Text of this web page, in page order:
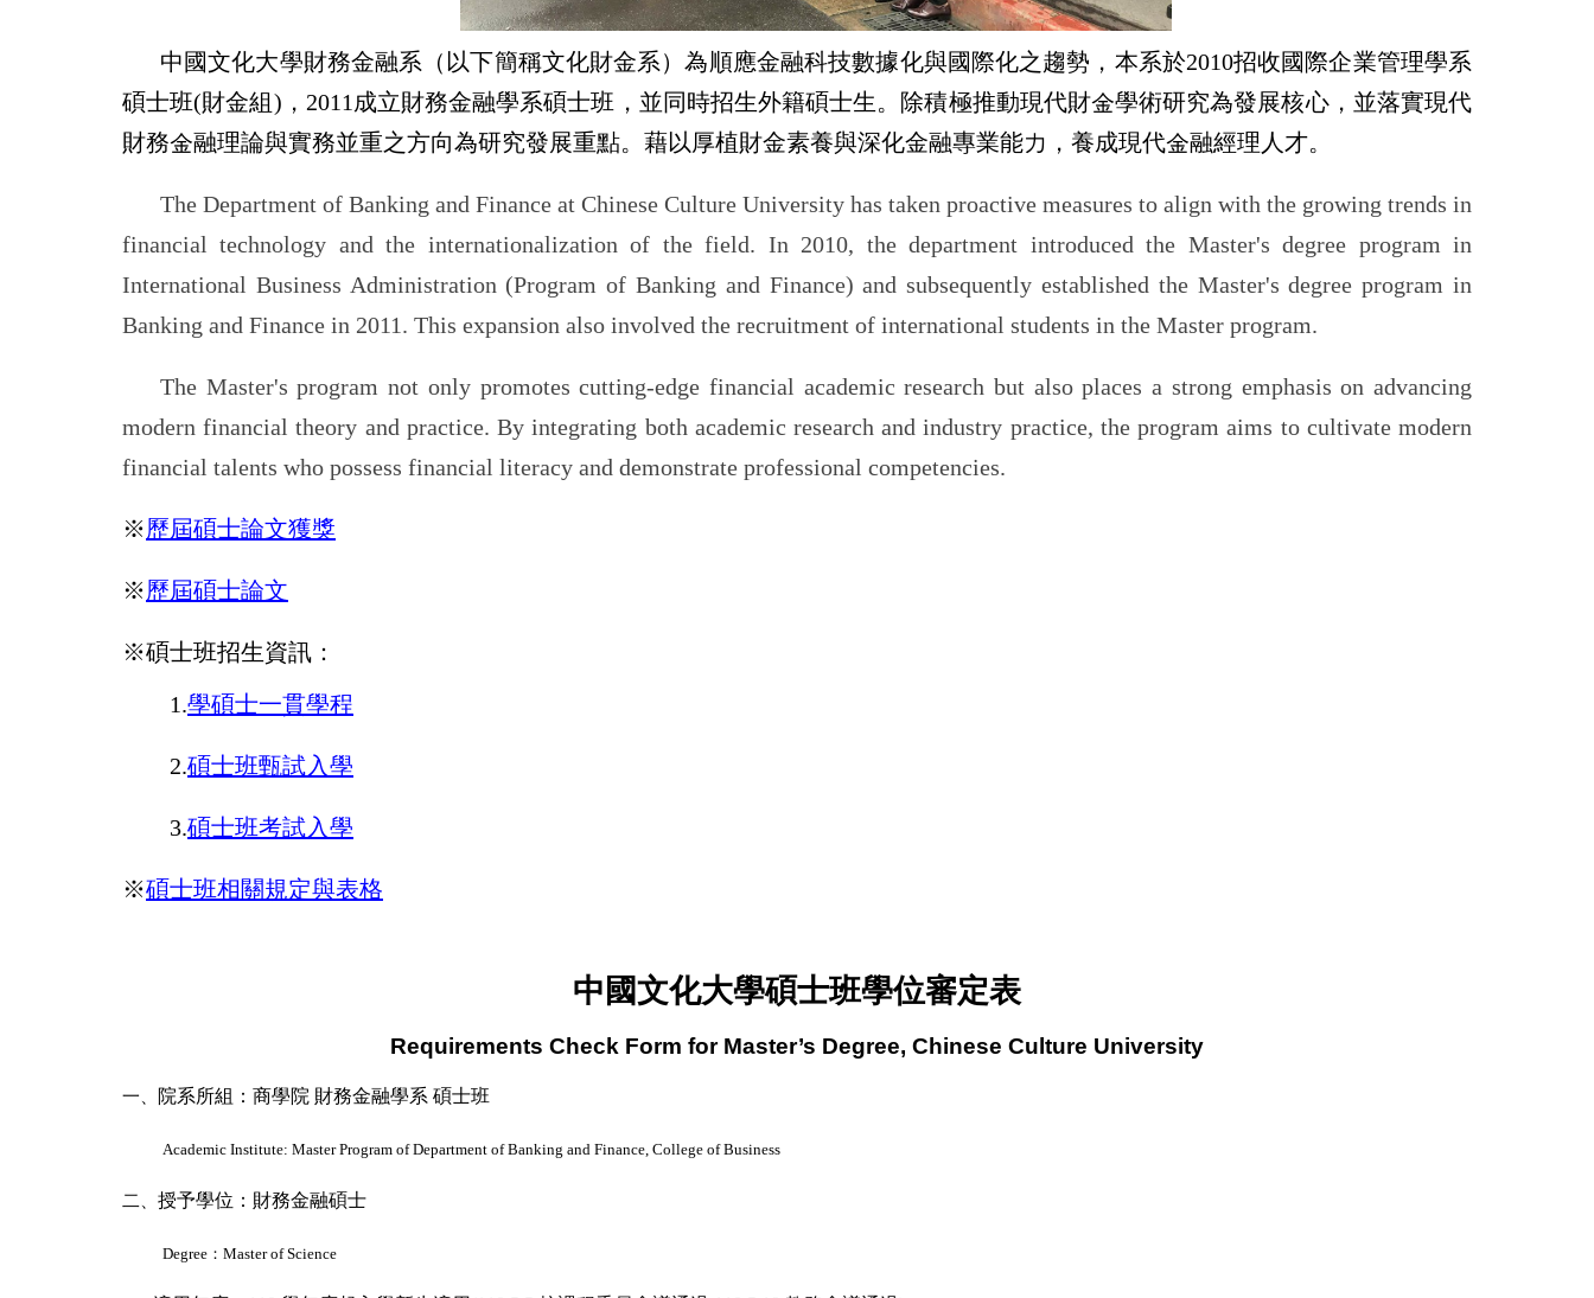
中國文化大學財務金融系（以下簡稱文化財金系）為順應金融科技數據化與國際化之趨勢，本系於2010招收國際企業管理學系
碩士班(財金組)，2011成立財務金融學系碩士班，並同時招生外籍碩士生。除積極推動現代財金學術研究為發展核心，並落實現代
財務金融理論與實務並重之方向為研究發展重點。藉以厚植財金素養與深化金融專業能力，養成現代金融經理人才。
The Department of Banking and Finance at Chinese Culture University has taken proactive measures to align with the growing trends in
financial technology and the internationalization of the field. In 2010, the department introduced the Master's degree program in
International Business Administration (Program of Banking and Finance) and subsequently established the Master's degree program in
Banking and Finance in 2011. This expansion also involved the recruitment of international students in the Master program.
The Master's program not only promotes cutting-edge financial academic research but also places a strong emphasis on advancing
modern financial theory and practice. By integrating both academic research and industry practice, the program aims to cultivate modern
financial talents who possess financial literacy and demonstrate professional competencies.
※ 歷屆碩士論文獲獎
※ 歷屆碩士論文
※碩士班招生資訊：
1.學碩士一貫學程
2.碩士班甄試入學
3.碩士班考試入學
※碩士班相關規定與表格
中國文化大學碩士班學位審定表
Requirements Check Form for Master’s Degree, Chinese Culture University
一、 院系所組：商學院 財務金融學系 碩士班
Academic Institute: Master Program of Department of Banking and Finance, College of Business
二、 授予學位：財務金融碩士
Degree： Master of Science